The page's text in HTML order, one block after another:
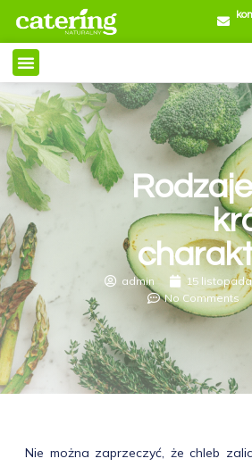
admin
15
No Comments
Nie można zaprzeczyć, że chleb